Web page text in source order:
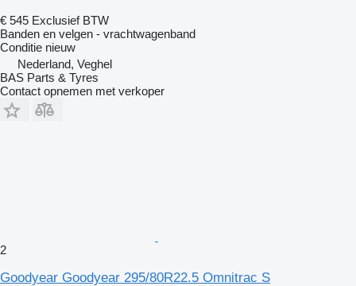
€ 545 Exclusief BTW
Banden en velgen - vrachtwagenband
Conditie nieuw
Nederland, Veghel
BAS Parts & Tyres
Contact opnemen met verkoper
2
Goodyear Goodyear 295/80R22.5 Omnitrac S